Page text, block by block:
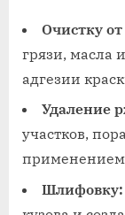
Очистку
грязи, масла
адгезии
Удаление
участков,
применением
Шлифовку: